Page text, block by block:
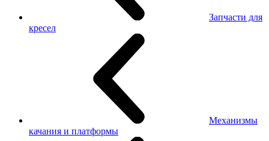
Запчасти для
кресел
Механизмы
качания и платформы